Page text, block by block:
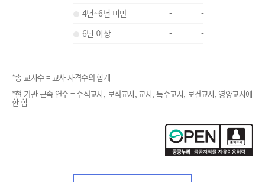
4년~6년 미만
-
-
6년 이상
- -
*총 교사수 = 교사 자격수의 합계
*현 기관 근속 연수 = 수석교사, 보직교사, 교사, 특수교사, 보건교사, 영양교사에
한 함